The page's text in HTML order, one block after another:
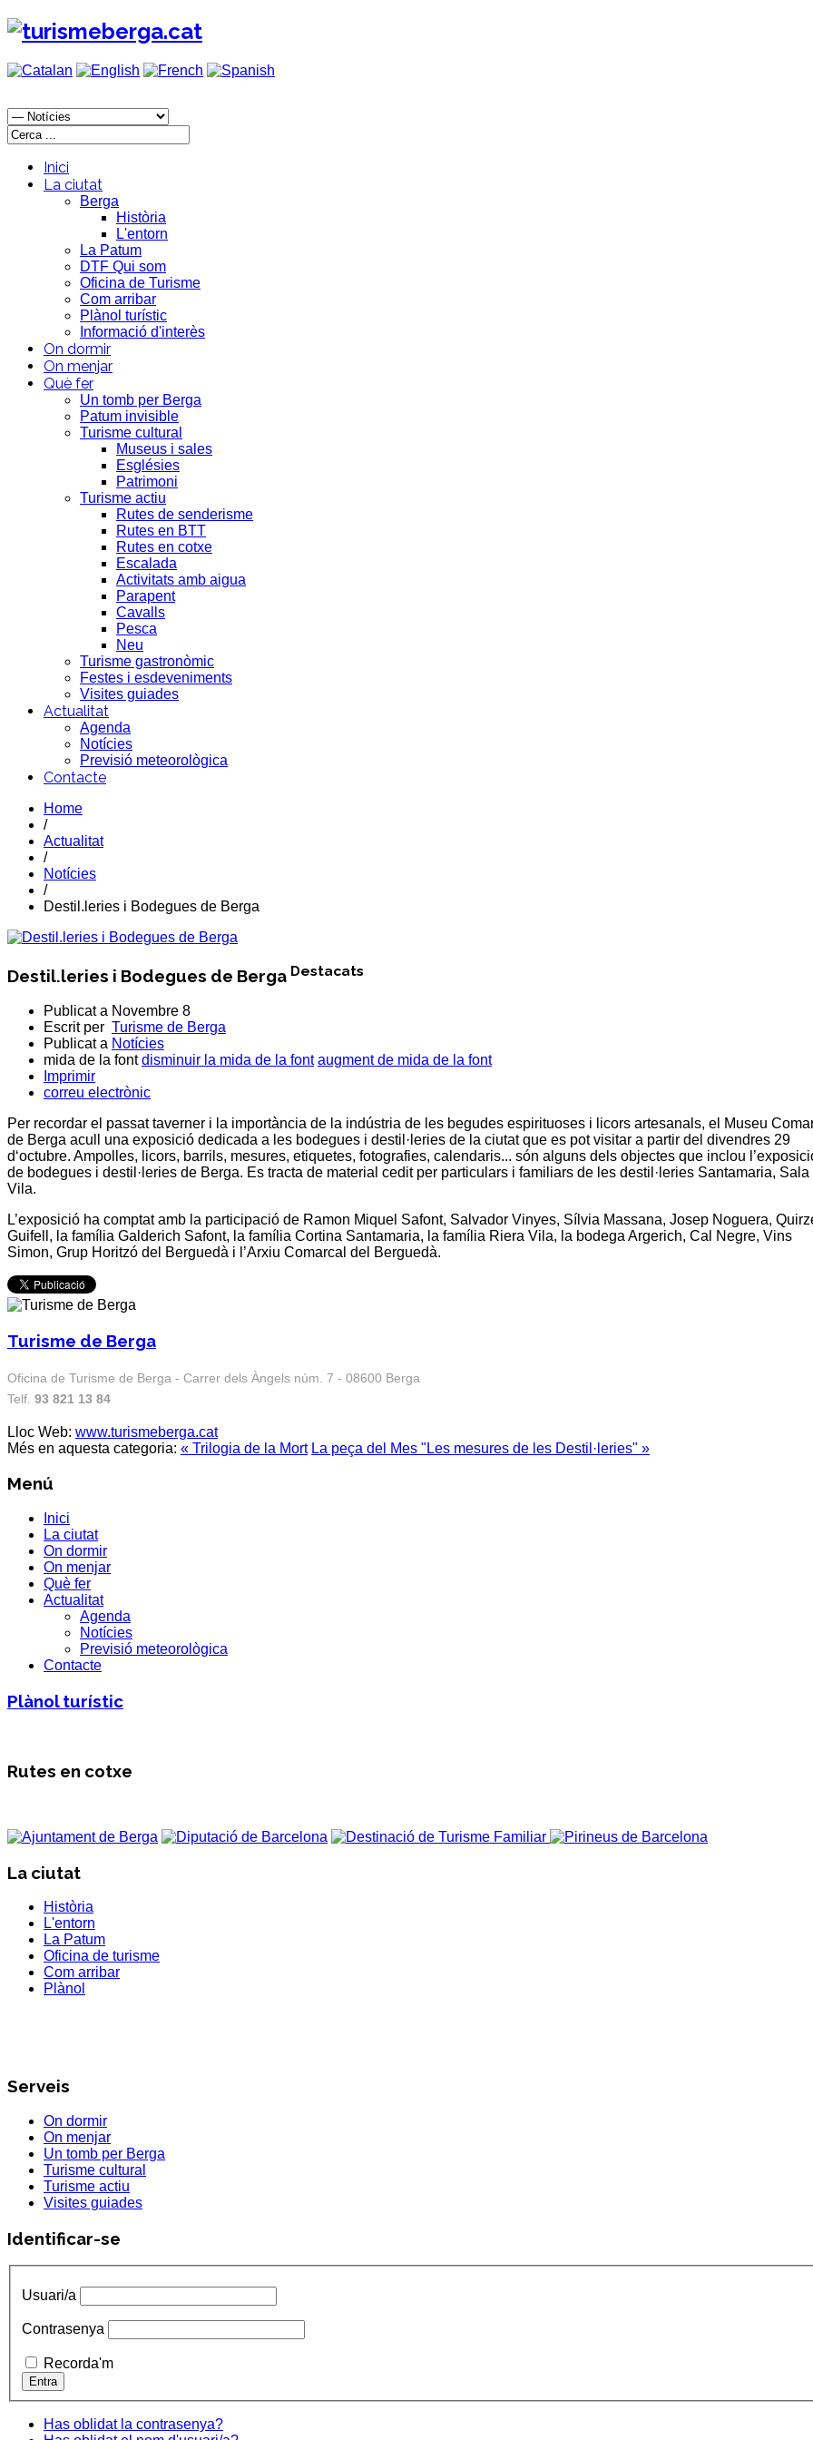
Inici
La ciutat
Berga
Història
L'entorn
La Patum
DTF Qui som
Oficina de Turisme
Com arribar
Plànol turístic
Informació d'interès
On dormir
On menjar
Què fer
Un tomb per Berga
Patum invisible
Turisme cultural
Museus i sales
Esglésies
Patrimoni
Turisme actiu
Rutes de senderisme
Rutes en BTT
Rutes en cotxe
Escalada
Activitats amb aigua
Parapent
Cavalls
Pesca
Neu
Turisme gastronòmic
Festes i esdeveniments
Visites guiades
Actualitat
Agenda
Notícies
Previsió meteorològica
Contacte
Home
/
Actualitat
/
Notícies
/
Destil.leries i Bodegues de Berga
Destil.leries i Bodegues de Berga Destacats
Publicat a Novembre 8
Escrit per Turisme de Berga
Publicat a Notícies
mida de la font disminuir la mida de la font augment de mida de la font
Imprimir
correu electrònic
Per recordar el passat taverner i la importància de la indústria de les begudes espirituoses i licors artesanals, el Museu
de Berga acull una exposició dedicada a les bodegues i destil·leries de la ciutat que es pot visitar a partir del divendres 29
d‘octubre. Ampolles, licors, barrils, mesures, etiquetes, fotografies, calendaris... són alguns dels objectes que inclou
de bodegues i destil·leries de Berga. Es tracta de material cedit per particulars i familiars de les destil·leries Santamaria, Sala
Vila.
L’exposició ha comptat amb la participació de Ramon Miquel Safont, Salvador Vinyes, Sílvia Massana, Josep Noguera,
Guifell, la família Galderich Safont, la família Cortina Santamaria, la família Riera Vila, la bodega Argerich, Cal Negre, Vins
Simon, Grup Horitzó del Berguedà i l’Arxiu Comarcal del Berguedà.
Turisme de Berga
Oficina de Turisme de Berga - Carrer dels Àngels núm. 7 - 08600 Berga
Telf. 93 821 13 84
Lloc Web: www.turismeberga.cat
Més en aquesta categoria: « Trilogia de la Mort La peça del Mes "Les mesures de les Destil·leries" »
Menú
Inici
La ciutat
On dormir
On menjar
Què fer
Actualitat
Agenda
Notícies
Previsió meteorològica
Contacte
Plànol turístic
Rutes en cotxe
La ciutat
Història
L'entorn
La Patum
Oficina de turisme
Com arribar
Plànol
Serveis
On dormir
On menjar
Un tomb per Berga
Turisme cultural
Turisme actiu
Visites guiades
Identificar-se
Usuari/a
Contrasenya
Recorda'm
Has oblidat la contrasenya?